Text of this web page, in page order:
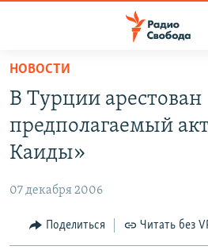
упрощенного
доступа
основному
Вернутся
ПОДКАСТЫ
АВТОРСКИЕ ПРОЕКТЫ
МНЕНИЯ
КУЛЬТУРА
НОВОСТИ
В Турции арестован
предполагаемый
Каиды»
07 декабря 2006
Поделиться Читать без